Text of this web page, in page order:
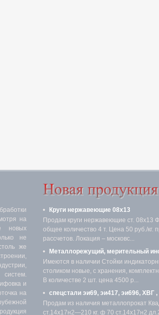
на
новых
не
же
и
на
Круги нержавеющие 08х13
Продам круги нержавеющие ст. 08х13
общее количество 4 т. Цена 50 руб./кг.
рассчетов. Локация – московс...
Металлорежущий, мерительный
Имеются в наличии Стойки
столиком новые, с хранения,
В количестве 2 шт. цена 4500 р...
спецстали эи69, эи417, эи696, ХВГ ,
Продам из наличия металлопрокат
ст.14х17н2—210 кг. ф 70 ст.14х17н2